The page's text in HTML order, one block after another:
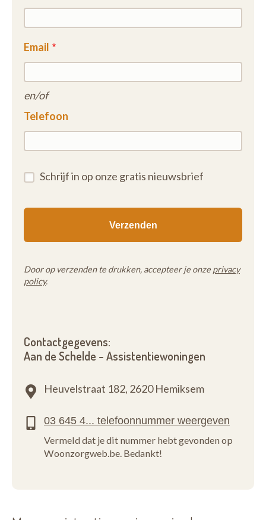
Email
en/of
Telefoon
Schrijf in op onze gratis nieuwsbrief
Door op verzenden te drukken, accepteer je onze privacy
policy.
Contactgegevens:
Aan de Schelde - Assistentiewoningen
Heuvelstraat 182, 2620 Hemiksem
Vermeld dat je dit nummer hebt gevonden op
Woonzorgweb.be. Bedankt!